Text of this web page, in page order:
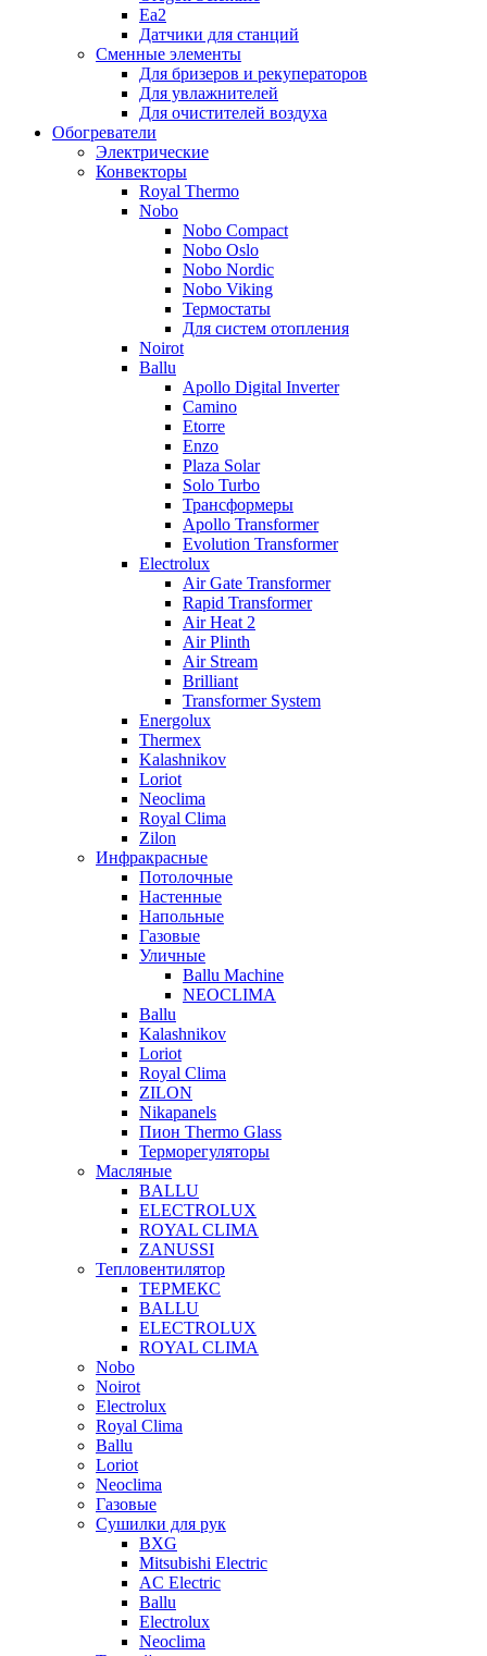
Ea2
Датчики для станций
Сменные элементы
Для бризеров и рекуператоров
Для увлажнителей
Для очистителей воздуха
Обогреватели
Электрические
Конвекторы
Royal Thermo
Nobo
Nobo Compact
Nobo Oslo
Nobo Nordic
Nobo Viking
Термостаты
Для систем отопления
Noirot
Ballu
Apollo Digital Inverter
Camino
Etorre
Enzo
Plaza Solar
Solo Turbo
Трансформеры
Apollo Transformer
Evolution Transformer
Electrolux
Air Gate Transformer
Rapid Transformer
Air Heat 2
Air Plinth
Air Stream
Brilliant
Transformer System
Energolux
Тhermex
Kalashnikov
Loriot
Neoclima
Royal Clima
Zilon
Инфракрасные
Потолочные
Настенные
Напольные
Газовые
Уличные
Ballu Machine
NEOCLIMA
Ballu
Kalashnikov
Loriot
Royal Clima
ZILON
Nikapanels
Пион Thermo Glass
Терморегуляторы
Масляные
BALLU
ELECTROLUX
ROYAL CLIMA
ZANUSSI
Тепловентилятор
ТЕРМЕКС
BALLU
ELECTROLUX
ROYAL CLIMA
Nobo
Noirot
Electrolux
Royal Clima
Ballu
Loriot
Neoclima
Газовые
Сушилки для рук
BXG
Mitsubishi Electric
AC Electric
Ballu
Electrolux
Neoclima